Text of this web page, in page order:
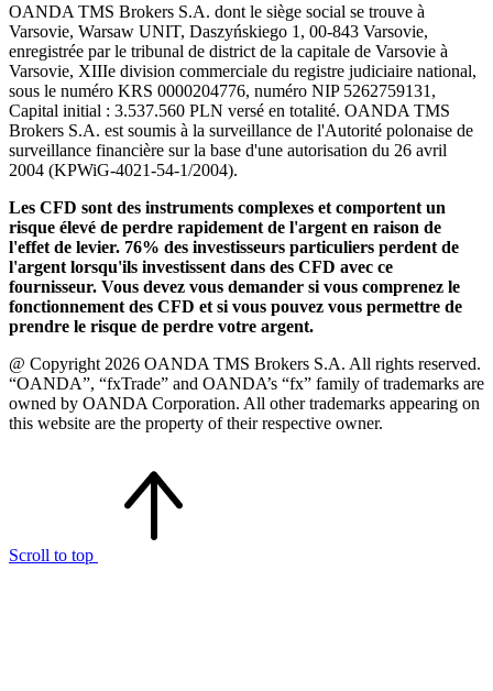
OANDA TMS Brokers S.A. dont le siège social se trouve à
Varsovie, Warsaw UNIT, Daszyńskiego 1, 00-843 Varsovie,
enregistrée par le tribunal de district de la capitale de Varsovie à
Varsovie, XIIIe division commerciale du registre judiciaire national,
sous le numéro KRS 0000204776, numéro NIP 5262759131,
Capital initial : 3.537.560 PLN versé en totalité. OANDA TMS
Brokers S.A. est soumis à la surveillance de l'Autorité polonaise de
surveillance financière sur la base d'une autorisation du 26 avril
2004 (KPWiG-4021-54-1/2004).
Les CFD sont des instruments complexes et comportent un
risque élevé de perdre rapidement de l'argent en raison de
l'effet de levier. 76% des investisseurs particuliers perdent de
l'argent lorsqu'ils investissent dans des CFD avec ce
fournisseur. Vous devez vous demander si vous comprenez le
fonctionnement des CFD et si vous pouvez vous permettre de
prendre le risque de perdre votre argent.
@ Copyright 2026 OANDA TMS Brokers S.A. All rights reserved.
“OANDA”, “fxTrade” and OANDA’s “fx” family of trademarks are
owned by OANDA Corporation. All other trademarks appearing on
this website are the property of their respective owner.
Scroll to top